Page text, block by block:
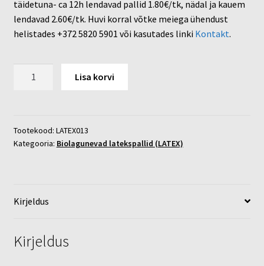
täidetuna- ca 12h lendavad pallid 1.80€/tk, nädal ja kauem
lendavad 2.60€/tk. Huvi korral võtke meiega ühendust
helistades +372 5820 5901 või kasutades linki Kontakt.
Lisa korvi
Tootekood: LATEX013
Kategooria: Biolagunevad latekspallid (LATEX)
Kirjeldus
Kirjeldus